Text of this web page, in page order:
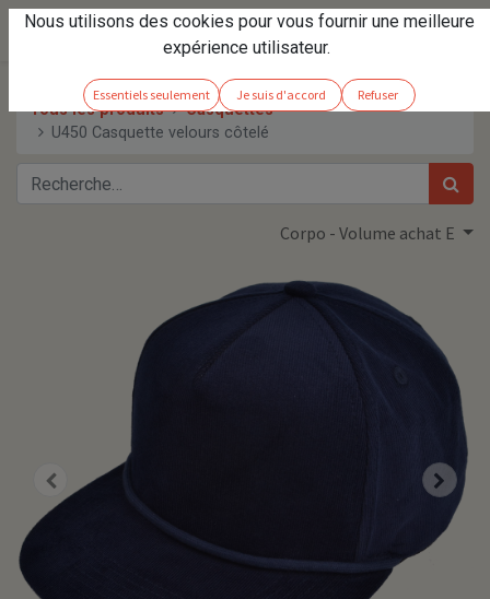
Tous les produits
Casquettes
U450 Casquette velours côtelé
Corpo - Volume achat E
Nous utilisons des cookies pour vous fournir une meilleure
expérience utilisateur.
Essentiels seulement Je suis d'accord Refuser